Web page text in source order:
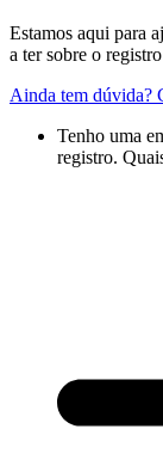
Estamos aqui para
a ter sobre o
Ainda tem dúvida?
Tenho uma
registro.